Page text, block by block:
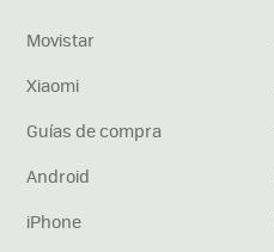
Movistar
Xiaomi
Guías de compra
Android
iPhone